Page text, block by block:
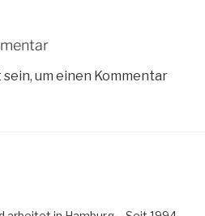
sein, um einen Kommentar